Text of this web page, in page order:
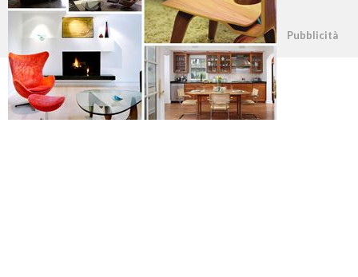
©2026 - casapratica.org - p.iva 03338800984 Pubblicità